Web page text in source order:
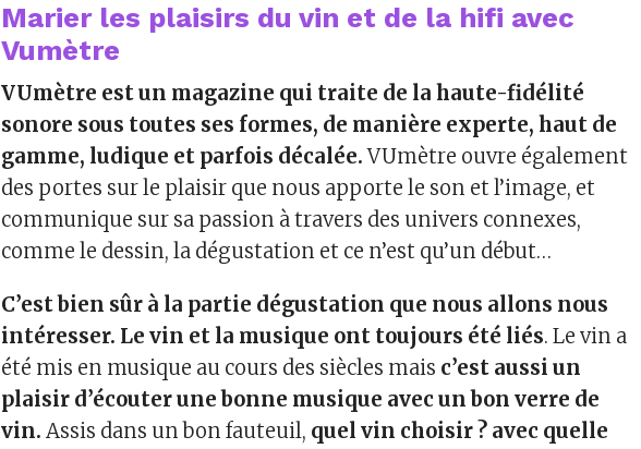
Marier les plaisirs du vin et de la hifi avec
Vumètre
VUmètre est un magazine qui traite de la haute-fidélité
sonore sous toutes ses formes, de manière experte, haut de
gamme, ludique et parfois décalée.VUmètre ouvre également
des portes sur le plaisir que nous apporte le son et l’image, et
communique sur sa passion à travers des univers connexes,
comme le dessin, la dégustation et ce n’est qu’un début…
C’est bien sûr à la partie dégustation que nous allons nous
intéresser. Le vin et la musique ont toujours été liés. Le vin a
été mis en musique au cours des siècles mais c’est aussi un
plaisir d’écouter une bonne musique avec un bon verre de
vin.Assis dans un bon fauteuil, quel vin choisir ? avec quelle